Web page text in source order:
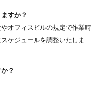
すか？
オフィスビルの規定で作業時
ケジュールを調整いたしま
？